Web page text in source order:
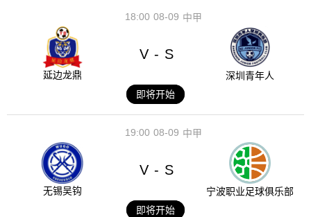
08-09
18:00 中甲
延边龙鼎
V - S
深圳青年人
即将开始
08-09
19:00 中甲
无锡吴钩
V - S
宁波职业足球俱乐部
即将开始